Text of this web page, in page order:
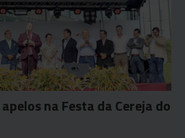
na Festa da Cereja do